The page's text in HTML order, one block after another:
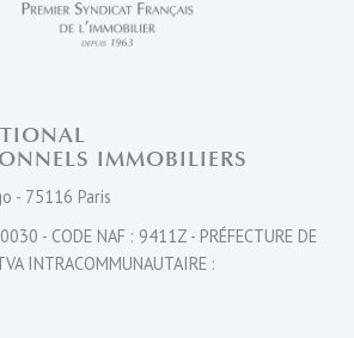
IMMOBILIERS
- 75116 Paris
- CODE NAF : 9411Z - PRÉFECTURE DE
INTRACOMMUNAUTAIRE :